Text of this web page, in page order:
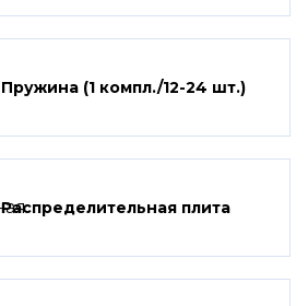
Пружина (1 компл./12-24 шт.)
Распределительная плита